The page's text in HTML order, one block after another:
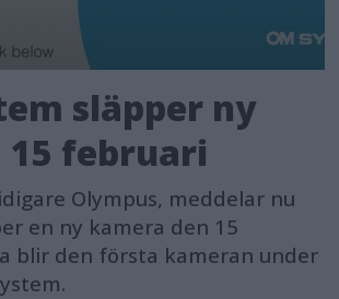
släpper ny
februari
Olympus, meddelar nu
en ny kamera den 15
blir den första kameran under